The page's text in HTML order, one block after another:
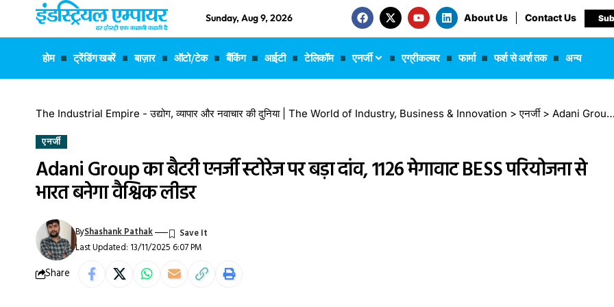
Sunday, Aug 9, 2026 About Us Contact Us
होम ट्रेंडिंग खबरें बाज़ार ऑटो/टेक बैंकिंग आईटी टेलिकॉम एनर्जी एग्रीकल्चर फार्मा फर्श से अर्श तक अन्य
The Industrial Empire - उद्योग, व्यापार और नवाचार की दुनिया | The World of Industry, Business & Innovation >एनर्जी> Adani Group का बैटरी एनर्जी स्टोरेज पर बड़ा दांव, 1126 मेगावाट BESS परियोजना से भारत बनेगा वैश्विक लीडर
एनर्जी
Adani Group का बैटरी एनर्जी स्टोरेज पर बड़ा दांव, 1126 मेगावाट BESS परियोजना से
भारत बनेगा वैश्विक लीडर
Last Updated: 13/11/2025 6:07 PM
ByShashank Pathak
Share